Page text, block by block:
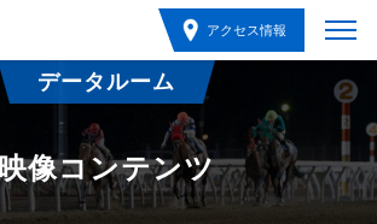
アクセス情報
データルーム
像コンテンツ